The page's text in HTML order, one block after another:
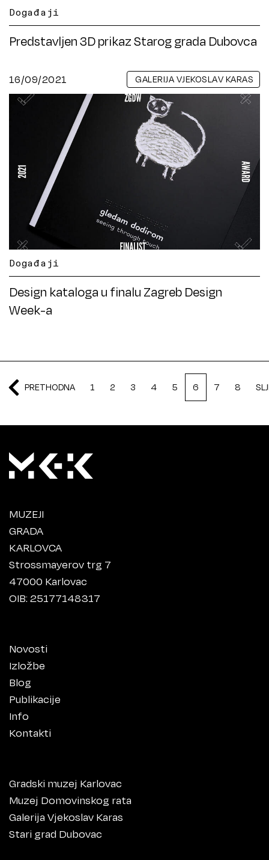
Događaji
Predstavljen 3D prikaz Starog grada Dubovca
16/09/2021 GALERIJA VJEKOSLAV KARAS
Događaji
Design kataloga u finalu Zagreb Design
Week-a
PRETHODNA 1 2 3 4 5 6 7 8
MUZEJI
GRADA
KARLOVCA
Strossmayerov trg 7
47000 Karlovac
OIB: 25177148317
Novosti
Izložbe
Blog
Publikacije
Info
Kontakti
Gradski muzej Karlovac
Muzej Domovinskog rata
Galerija Vjekoslav Karas
Stari grad Dubovac